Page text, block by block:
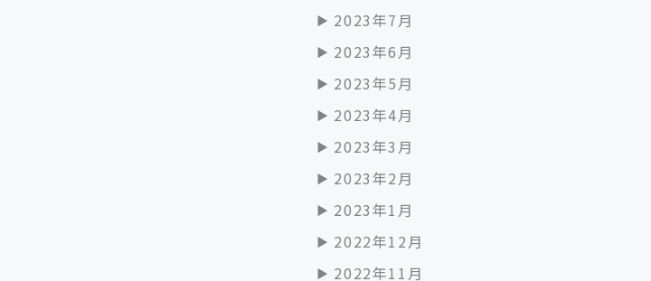
2023年7月
2023年6月
2023年5月
2023年4月
2023年3月
2023年2月
2023年1月
2022年12月
2022年11月